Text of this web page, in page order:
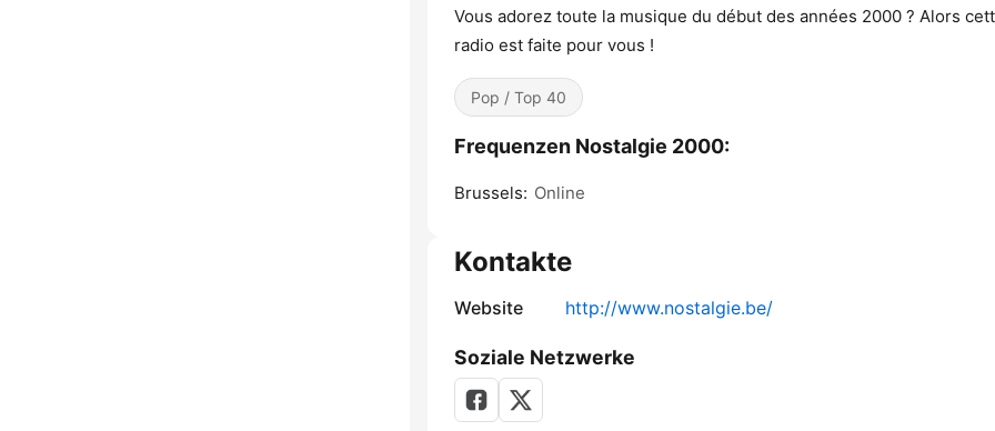
Vous adorez toute la musique du début des années 2000 ? Alors
radio est faite pour vous !
Pop / Top 40
Frequenzen Nostalgie 2000:
Brussels: Online
Kontakte
Website http://www.nostalgie.be/
Soziale Netzwerke